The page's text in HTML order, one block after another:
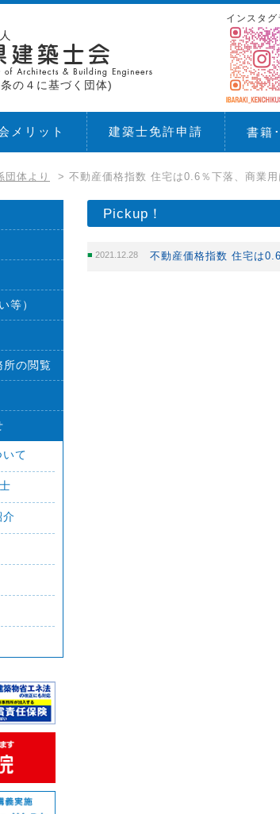
の４に基づく団体)
インスタグ
メリット 建築士免許申請 書籍
団体より > 不動産価格指数 住宅は0.6％下落、商業
Pickup！
2021.12.28 不動産価格指数 住宅は
等）
所の閲覧
て
介